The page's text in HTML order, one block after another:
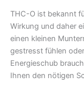
THC-O ist bekannt
Wirkung und daher
einen kleinen
gestresst fühlen
Energieschub
Ihnen den nötigen